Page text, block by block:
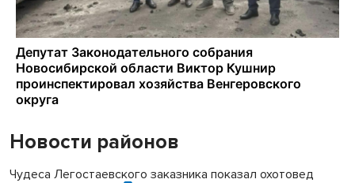
Новости районов
Чудеса Легостаевского заказника показал охотовед